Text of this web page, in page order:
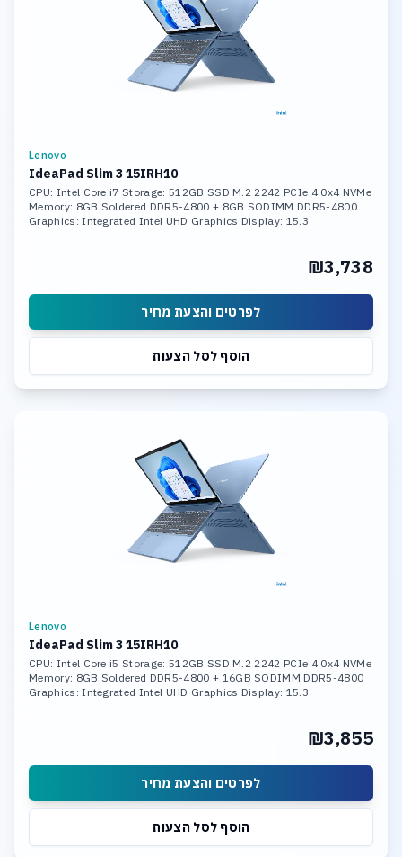
Lenovo
IdeaPad Slim 3 15IRH10
CPU: Intel Core i7 Storage: 512GB SSD M.2 2242 PCIe 4.0x4 NVMe
Memory: 8GB Soldered DDR5-4800 + 8GB SODIMM DDR5-4800
Graphics: Integrated Intel UHD Graphics Display: 15.3
₪3,738
לפרטים והצעת מחיר
הוסף לסל הצעות
Lenovo
IdeaPad Slim 3 15IRH10
CPU: Intel Core i5 Storage: 512GB SSD M.2 2242 PCIe 4.0x4 NVMe
Memory: 8GB Soldered DDR5-4800 + 16GB SODIMM DDR5-4800
Graphics: Integrated Intel UHD Graphics Display: 15.3
₪3,855
לפרטים והצעת מחיר
הוסף לסל הצעות